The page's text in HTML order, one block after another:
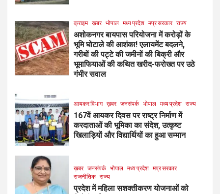
क्राइम ख़बर भोपाल मध्य प्रदेश मप्र सरकार राज्य
अशोकनगर बायपास परियोजना में करोड़ों के
भूमि घोटाले की आशंका! एलायमेंट बदलने,
गरीबों की पट्टे की जमीनों की बिक्री और
भूमाफियाओं की कथित खरीद-फरोख्त पर उठे
गंभीर सवाल
आयकर विभाग ख़बर जनसंपर्क भोपाल मध्य प्रदेश राज्य
167वें आयकर दिवस पर राष्ट्र निर्माण में
करदाताओं की भूमिका का संदेश, उत्कृष्ट
खिलाड़ियों और विद्यार्थियों का हुआ सम्मान
ख़बर जनसंपर्क भोपाल मध्य प्रदेश मप्र सरकार
राजनीतिक राज्य
प्रदेश में महिला सशक्तीकरण योजनाओं को